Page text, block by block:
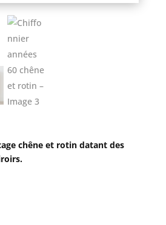
chêne et rotin datant des